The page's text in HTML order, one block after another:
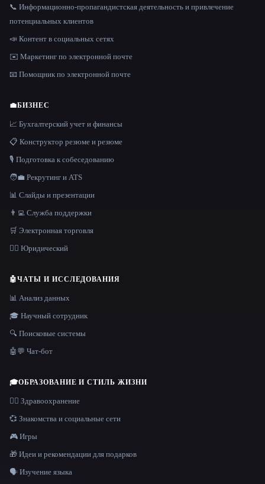
📞 Информационно-пропагандистская деятельность и привлечение
потенциальных клиентов
📣 Контент в социальных сетях
✉️ Маркетинг по электронной почте
📧 Помощник по электронной почте
💼БИЗНЕС
📈 Бухгалтерский учет и финансы
📋 Конструктор резюме и резюме
🎙️ Подготовка к собеседованию
🧑‍💼 Рекрутинг и ATS
📊 Слайды и презентации
👨‍💻 Служба поддержки
🛒 Электронная торговля
👩‍⚖️ Юридический
🤖ЧАТЫ И ИССЛЕДОВАНИЯ
📊 Анализ данных
🎓 Научный сотрудник
🔍 Поисковые системы
🤖💬 Чат-бот
🎓ОБРАЗОВАНИЕ И СТИЛЬ ЖИЗНИ
👩‍⚕️ Здравоохранение
💞 Знакомства и социальные сети
🎮 Игры
🎁 Идеи и рекомендации для подарков
🗣️ Изучение языка